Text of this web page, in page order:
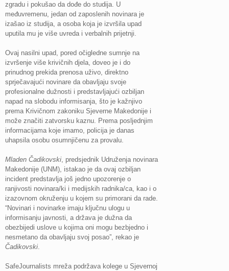
zgradu i pokušao da dođe do studija. U
međuvremenu, jedan od zaposlenih novinara je
izašao iz studija, a osoba koja je izvršila upad
uputila mu je više uvreda i verbalnih prijetnji.
Ovaj nasilni upad, pored očigledne sumnje na
izvršenje više krivičnih djela, doveo je i do
prinudnog prekida prenosa uživo, direktno
sprječavajući novinare da obavljaju svoje
profesionalne dužnosti i predstavljajući ozbiljan
napad na slobodu informisanja, što je kažnjivo
prema Krivičnom zakoniku Sjeverne Makedonije i
može značiti zatvorsku kaznu. Prema posljednjim
informacijama koje imamo, policija je danas
uhapsila osobu osumnjičenu za provalu.
Mladen Čadikovski, predsjednik Udruženja novinara
Makedonije (UNM), istakao je da ovaj ozbiljan
incident predstavlja još jedno upozorenje o
ranjivosti novinara/ki i medijskih radnika/ca, kao i o
izazovnom okruženju u kojem su primorani da rade.
“Novinari i novinarke imaju ključnu ulogu u
informisanju javnosti, a država je dužna da
obezbijedi uslove u kojima oni mogu bezbjedno i
nesmetano da obavljaju svoj posao”, rekao je
Čadikovski.
SafeJournalists mreža podržava kolege u Sjevernoj